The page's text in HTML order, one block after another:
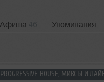
Афиша Упоминания
PROGRESSIVE HOUSE, МИКСЫ И